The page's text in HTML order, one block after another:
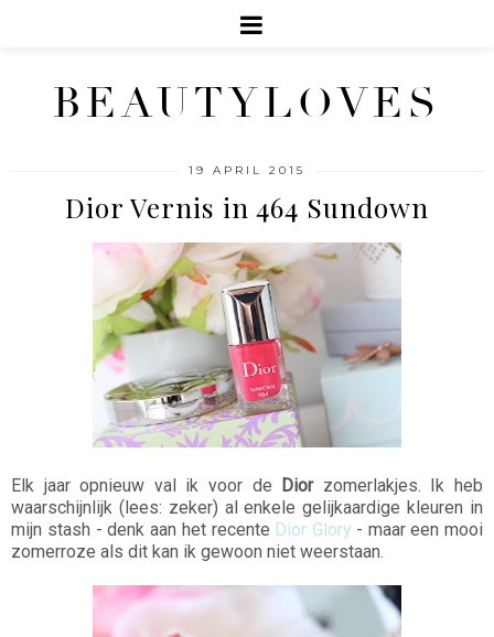
BEAUTYLOVES
19 APRIL 2015
Dior Vernis in 464 Sundown
Elk jaar opnieuw val ik voor de Diorzomerlakjes. Ik heb
waarschijnlijk (lees: zeker) al enkele gelijkaardige kleuren in
mijn stash - denk aan het recente Dior Glory - maar een mooi
zomerroze als dit kan ik gewoon niet weerstaan.